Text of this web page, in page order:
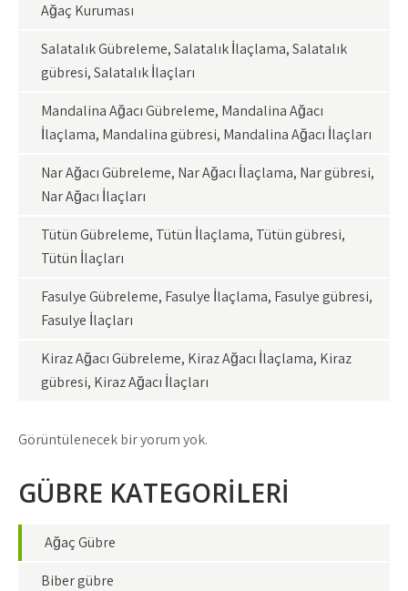
Ağaç Kuruması
Salatalık Gübreleme, Salatalık İlaçlama, Salatalık
gübresi, Salatalık İlaçları
Mandalina Ağacı Gübreleme, Mandalina Ağacı
İlaçlama, Mandalina gübresi, Mandalina Ağacı İlaçları
Nar Ağacı Gübreleme, Nar Ağacı İlaçlama, Nar gübresi,
Nar Ağacı İlaçları
Tütün Gübreleme, Tütün İlaçlama, Tütün gübresi,
Tütün İlaçları
Fasulye Gübreleme, Fasulye İlaçlama, Fasulye gübresi,
Fasulye İlaçları
Kiraz Ağacı Gübreleme, Kiraz Ağacı İlaçlama, Kiraz
gübresi, Kiraz Ağacı İlaçları
Görüntülenecek bir yorum yok.
GÜBRE KATEGORİLERİ
Ağaç Gübre
Biber gübre